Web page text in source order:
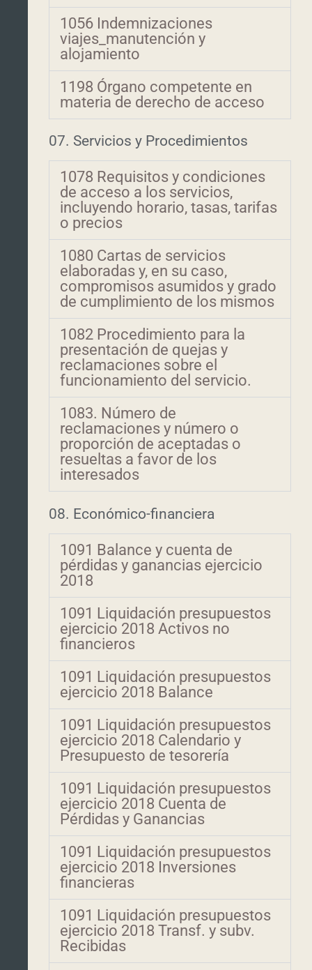
1056 Indemnizaciones
viajes_manutención y
alojamiento
1198 Órgano competente en
materia de derecho de acceso
07. Servicios y Procedimientos
1078 Requisitos y condiciones
de acceso a los servicios,
incluyendo horario, tasas, tarifas
o precios
1080 Cartas de servicios
elaboradas y, en su caso,
compromisos asumidos y grado
de cumplimiento de los mismos
1082 Procedimiento para la
presentación de quejas y
reclamaciones sobre el
funcionamiento del servicio.
1083. Número de
reclamaciones y número o
proporción de aceptadas o
resueltas a favor de los
interesados
08. Económico-financiera
1091 Balance y cuenta de
pérdidas y ganancias ejercicio
2018
1091 Liquidación presupuestos
ejercicio 2018 Activos no
financieros
1091 Liquidación presupuestos
ejercicio 2018 Balance
1091 Liquidación presupuestos
ejercicio 2018 Calendario y
Presupuesto de tesorería
1091 Liquidación presupuestos
ejercicio 2018 Cuenta de
Pérdidas y Ganancias
1091 Liquidación presupuestos
ejercicio 2018 Inversiones
financieras
1091 Liquidación presupuestos
ejercicio 2018 Transf. y subv.
Recibidas